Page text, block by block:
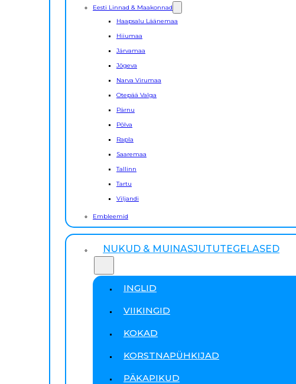
Eesti Linnad & Maakonnad
Haapsalu Läänemaa
Hiiumaa
Järvamaa
Jõgeva
Narva Virumaa
Otepää Valga
Pärnu
Põlva
Rapla
Saaremaa
Tallinn
Tartu
Viljandi
Embleemid
NUKUD & MUINASJUTUTEGELASED
INGLID
VIIKINGID
KOKAD
KORSTNAPÜHKIJAD
PÄKAPIKUD